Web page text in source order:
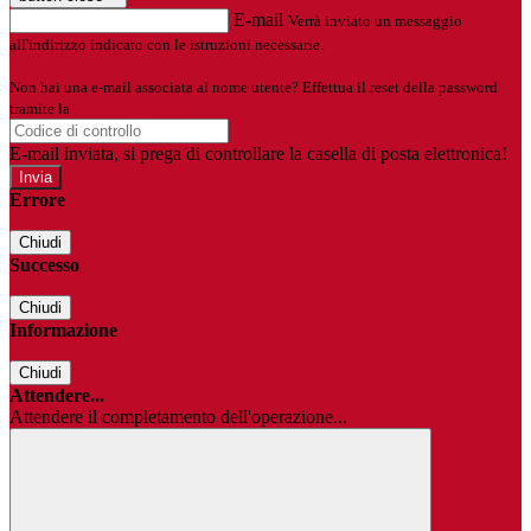
E-mail Verrà inviato un messaggio
all'indirizzo indicato con le istruzioni necessarie.
Non hai una e-mail associata al nome utente? Effettua il reset della password
tramite la
E-mail inviata, si prega di controllare la casella di posta elettronica!
Errore
Chiudi
Successo
Chiudi
Informazione
Chiudi
Attendere...
Attendere il completamento dell'operazione...